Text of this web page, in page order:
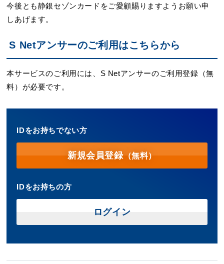
今後とも静銀セゾンカードをご愛顧賜りますようお願い申
しあげます。
S Netアンサーのご利用はこちらから
本サービスのご利用には、S Netアンサーのご利用登録（無
料）が必要です。
IDをお持ちでない方
新規会員登録（無料）
IDをお持ちの方
ログイン